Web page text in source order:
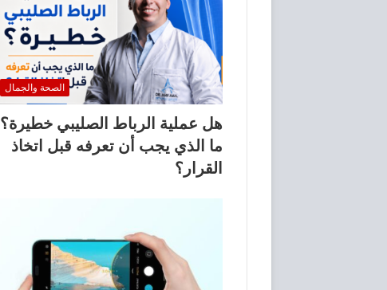
الصحة والجمال
هل عملية الرباط الصليبي خطيرة؟
ما الذي يجب أن تعرفه قبل اتخاذ
القرار؟